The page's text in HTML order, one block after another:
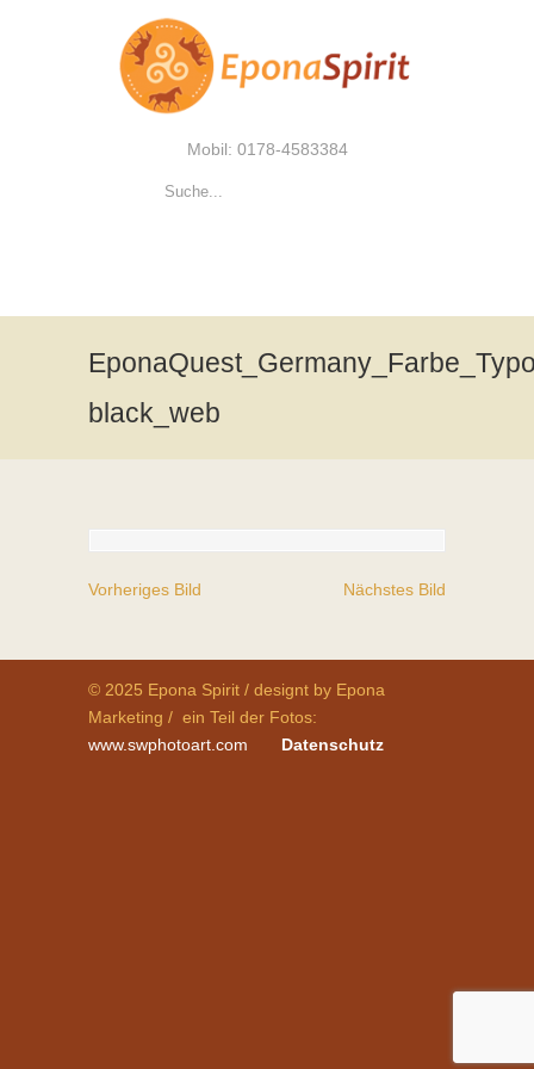
Mobil: 0178-4583384
black_web
Vorheriges Bild Nächstes Bild
© 2025 Epona Spirit / designt by Epona
Marketing / ein Teil der Fotos:
www.swphotoart.com
Datenschutz